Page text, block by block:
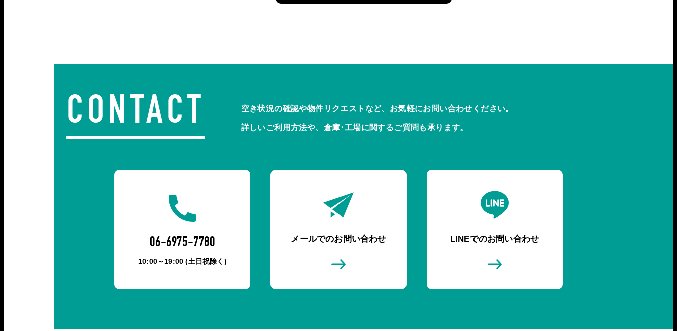
CONTACT 空き状況の確認や物件リクエストなど、お気軽にお問い合わせください。
詳しいご利用方法や、倉庫･工場に関するご質問も承ります。
06-6975-7780
10:00～19:00 (土日祝除く)
メールでのお問い合わせ LINEでのお問い合わせ